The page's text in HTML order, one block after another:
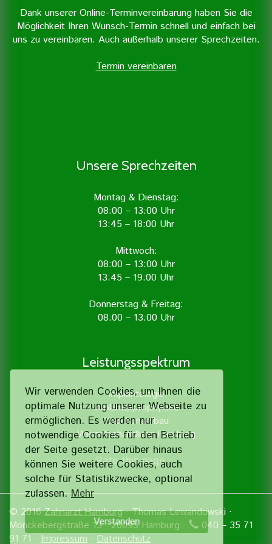
Wir verwenden Cookies, um Ihnen die
optimale Nutzung unserer Webseite zu
ermöglichen. Es werden nur
notwendige Cookies für den Betrieb
der Seite gesetzt. Darüber hinaus
können Sie weitere Cookies, auch
solche für Statistik­zwecke, optional
zulassen.Mehr
Verstanden
Dank unserer Online-Terminvereinbarung haben Sie die
Möglichkeit Ihren Wunsch-Termin schnell und einfach bei
uns zu vereinbaren. Auch außerhalb unserer Sprechzeiten.
Termin vereinbaren
Unsere Sprechzeiten
Montag & Dienstag:
08:00 – 13:00 Uhr
13:45 – 18:00 Uhr
Mittwoch:
08:00 – 13:00 Uhr
13:45 – 19:00 Uhr
Donnerstag & Freitag:
08:00 – 13:00 Uhr
Leistungsspektrum
Implantologie
Implantatprophylaxe
Knochenaufbau
Wurzelbehandlung Hamburg
Rate this page
© 2016Zahnarzt Hamburg· Thomas Lewandowski ·
Mönckebergstraße 13 · 20095 Hamburg ·
040 – 35 71
91 71 · Impressum · Datenschutz